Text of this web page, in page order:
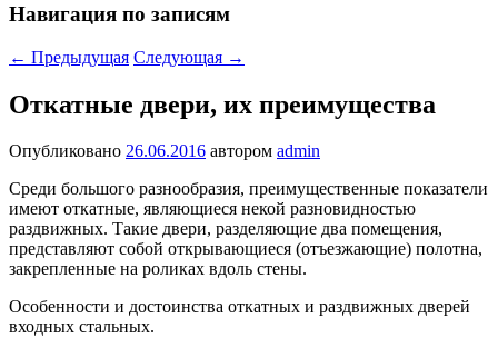
Навигация по записям
← Предыдущая Следующая →
Откатные двери, их преимущества
Опубликовано 26.06.2016 автором admin
Среди большого разнообразия, преимущественные показатели
имеют откатные, являющиеся некой разновидностью
раздвижных. Такие двери, разделяющие два помещения,
представляют собой открывающиеся (отъезжающие) полотна,
закрепленные на роликах вдоль стены.
Особенности и достоинства откатных и раздвижных дверей
входных стальных.